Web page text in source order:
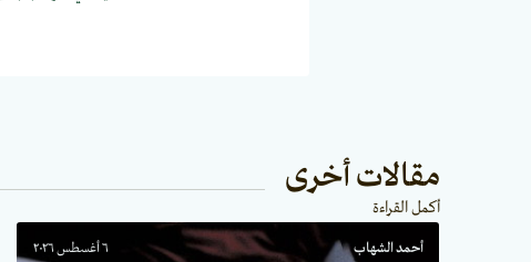
مقالات أخرى
أكمل القراءة
أحمد الشهاب ٦ أغسطس ٢٠٢٦